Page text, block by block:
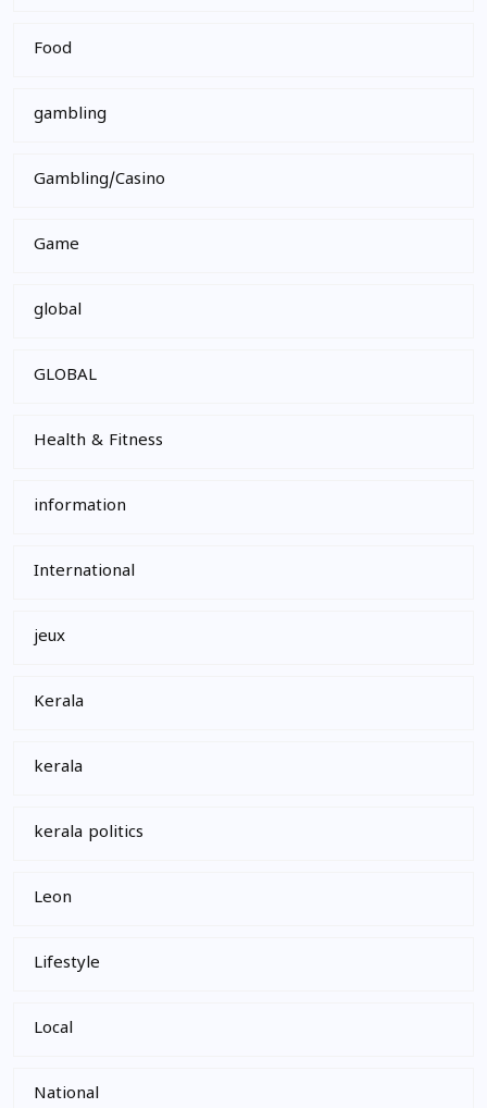
Food
gambling
Gambling/Casino
Game
global
GLOBAL
Health & Fitness
information
International
jeux
Kerala
kerala
kerala politics
Leon
Lifestyle
Local
National